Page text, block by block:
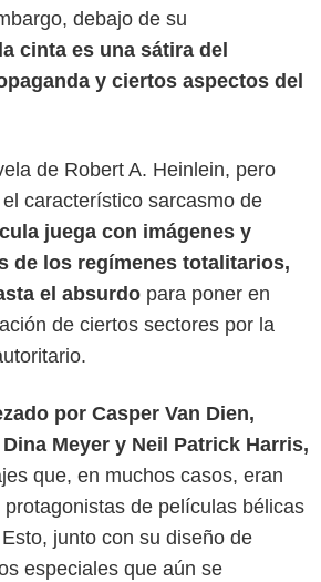
debajo de su
cinta es una sátira del
y ciertos aspectos del
de Robert A. Heinlein, pero
característico sarcasmo de
juega con imágenes y
de los regímenes totalitarios,
el absurdo para poner en
de ciertos sectores por la
por Casper Van Dien,
Meyer y Neil Patrick Harris,
que, en muchos casos, eran
de películas bélicas
junto con su diseño de
especiales que aún se
Geek Tyrant